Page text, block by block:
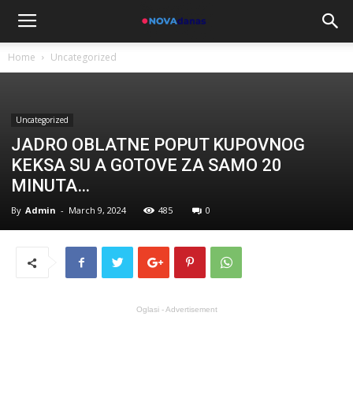
Home Uncategorized
Uncategorized
JADRO OBLATNE POPUT KUPOVNOG
KEKSA SU A GOTOVE ZA SAMO 20
MINUTA…
By Admin - March 9, 2024 485 0
Oglasi - Advertisement